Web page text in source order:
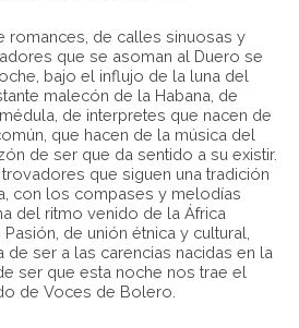
romances, de calles sinuosas y
que se asoman al Duero se
bajo el influjo de la luna del
malecón de la Habana, de
de interpretes que nacen de
que hacen de la música del
de ser que da sentido a su existir.
que siguen una tradición
con los compases y melodías
del ritmo venido de la África
de unión étnica y cultural,
de ser a las carencias nacidas en la
ser que esta noche nos trae el
de Voces de Bolero.